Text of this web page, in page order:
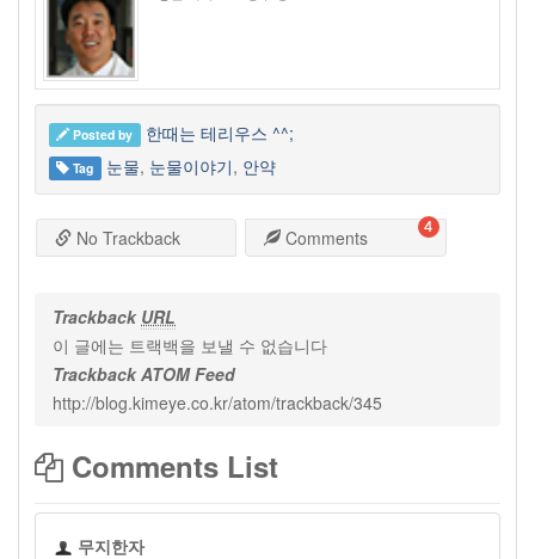
Posted by 한때는 테리우스 ^^;
Tag 눈물, 눈물이야기, 안약
No Trackback Comments 4
Trackback URL
이 글에는 트랙백을 보낼 수 없습니다
Trackback ATOM Feed
http://blog.kimeye.co.kr/atom/trackback/345
Comments List
무지한자